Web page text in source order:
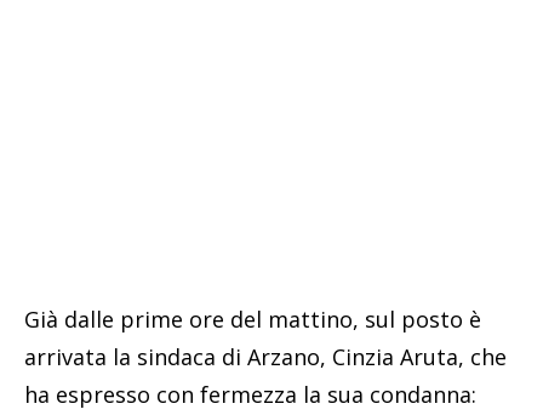
Già dalle prime ore del mattino, sul posto è
arrivata la sindaca di Arzano, Cinzia Aruta, che
ha espresso con fermezza la sua condanna: